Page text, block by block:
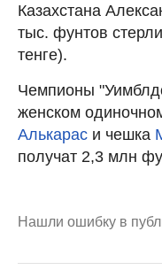
Казахстана
тыс. фунтов
тенге).
Чемпионы
женском
Алькарас и чешка
получат 2,3 млн
Нашли ошибку в